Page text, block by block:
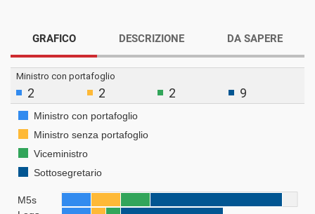
GRAFICO DESCRIZIONE DA SAPERE